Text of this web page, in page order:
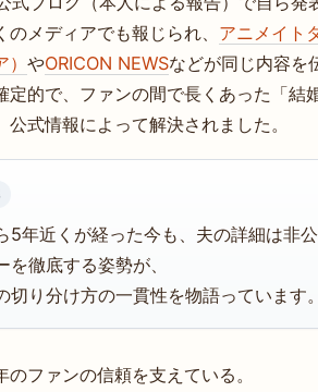
のメディアでも報じられ、 アニメイト
やORICON NEWSなどが同じ内容を
定的で、ファンの間で長くあった「結
公式情報によって解決されました。
5年近くが経った今も、夫の詳細は非
を徹底する姿勢が、
切り分け方の一貫性を物語っています
のファンの信頼を支えている。